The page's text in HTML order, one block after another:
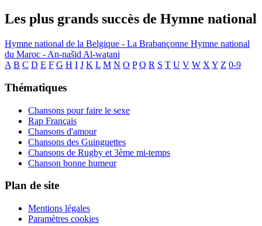
Les plus grands succès de Hymne national
Hymne national de la Belgique - La Brabançonne Hymne national
du Maroc - An-našid Al-waṭani
A B C D E F G H I J K L M N O P Q R S T U V W X Y Z 0-9
Thématiques
Chansons pour faire le sexe
Rap Français
Chansons d'amour
Chansons des Guinguettes
Chansons de Rugby et 3ème mi-temps
Chanson bonne humeur
Plan de site
Mentions légales
Paramètres cookies